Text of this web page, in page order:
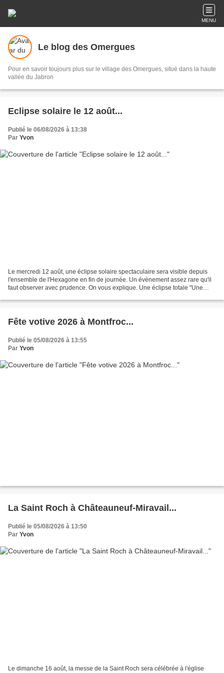
MENU
Le blog des Omergues
Pour en savoir toujours plus sur le village des Omergues, situé dans la haute
vallée du Jabron
Eclipse solaire le 12 août...
Publié le 06/08/2026 à 13:38
Par Yvon
Le mercredi 12 août, une éclipse solaire spectaculaire sera visible depuis
l'ensemble de l'Hexagone en fin de journée. Un évènement assez rare qu'il
faut observer avec prudence. On vous explique. Une éclipse totale "Une
Fête votive 2026 à Montfroc...
Publié le 05/08/2026 à 13:55
Par Yvon
La Saint Roch à Châteauneuf-Miravail...
Publié le 05/08/2026 à 13:50
Par Yvon
Le dimanche 16 août, la messe de la Saint Roch sera célébrée à l'église